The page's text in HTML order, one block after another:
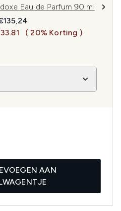
Eau de Parfum 90 ml
Retail Price:
prijs:
( 20% Korting )
AAN